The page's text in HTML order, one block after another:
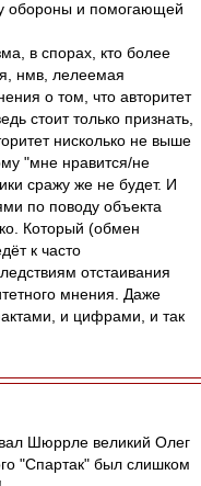
обороны и помогающей
в спорах, кто более
нмв, лелеемая
о том, что авторитет
стоит только признать,
нисколько не выше
"мне нравится/не
сражу же не будет. И
по поводу объекта
Который (обмен
к часто
отстаивания
мнения. Даже
и цифрами, и так
Шюррле великий Олег
"Спартак" был слишком